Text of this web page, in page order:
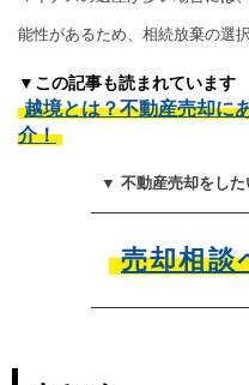
能性があるため、相続放棄の選
▼この記事も読まれています
越境とは？不動産売却に
介！
▼ 不動産売却をし
売却相談